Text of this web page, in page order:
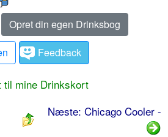
Opret din egen Drinksbog
Feedback
til mine Drinkskort
Næste: Chicago Cooler -